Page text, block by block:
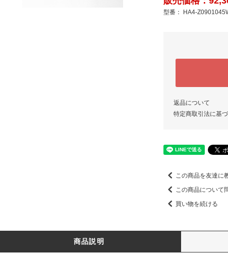
型番： HA4-
返品について
特定商取引法に基
この商品を友達に
この商品について
買い物を続ける
商品説明